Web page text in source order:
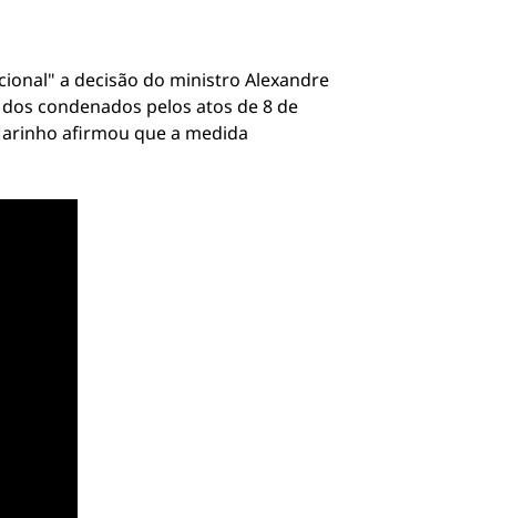
a decisão do ministro Alexandre
condenados pelos atos de 8 de
afirmou que a medida